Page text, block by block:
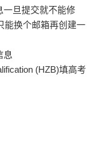
一旦提交就不能修
能换个邮箱再创建一
息
(HZB)填高考